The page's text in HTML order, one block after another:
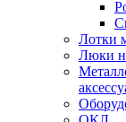
Лотки
Люки